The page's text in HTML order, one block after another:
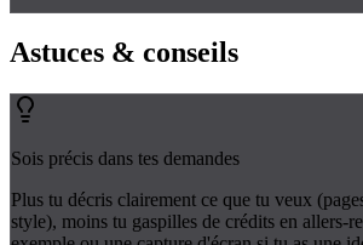
Astuces & conseils
Sois précis dans tes demandes
Plus tu décris clairement ce que tu veux
style), moins tu gaspilles de crédits en allers-